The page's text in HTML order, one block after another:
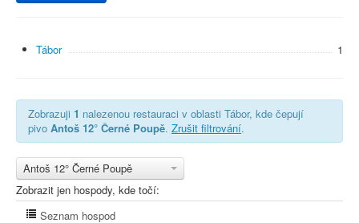
Tábor 1
Zobrazuji 1 nalezenou restauraci v oblasti Tábor, kde čepují
pivo Antoš 12° Černé Poupě. Zrušit filtrování.
Antoš 12° Černé Poupě
Zobrazit jen hospody, kde točí:
Seznam hospod